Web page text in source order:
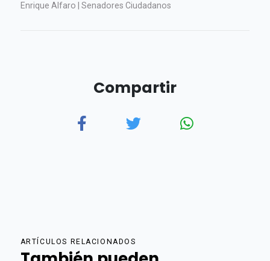
Enrique Alfaro | Senadores Ciudadanos
Compartir
ARTÍCULOS RELACIONADOS